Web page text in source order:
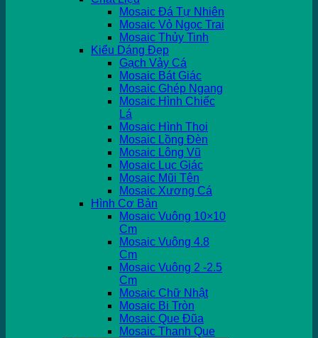
Mosaic Đá Tự Nhiên
Mosaic Vỏ Ngọc Trai
Mosaic Thủy Tinh
Kiểu Dáng Đẹp
Gạch Vảy Cá
Mosaic Bát Giác
Mosaic Ghép Ngang
Mosaic Hình Chiếc
Lá
Mosaic Hình Thoi
Mosaic Lồng Đèn
Mosaic Lông Vũ
Mosaic Lục Giác
Mosaic Mũi Tên
Mosaic Xương Cá
Hình Cơ Bản
Mosaic Vuông 10×10
Cm
Mosaic Vuông 4.8
Cm
Mosaic Vuông 2 -2.5
Cm
Mosaic Chữ Nhật
Mosaic Bi Tròn
Mosaic Que Đũa
Mosaic Thanh Que